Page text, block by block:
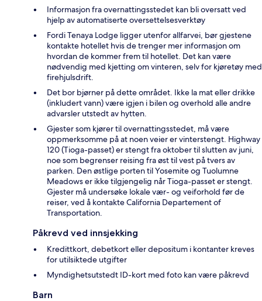
Informasjon fra overnattingsstedet kan bli oversatt ved
hjelp av automatiserte oversettelsesverktøy
Fordi Tenaya Lodge ligger utenfor allfarvei, bør gjestene
kontakte hotellet hvis de trenger mer informasjon om
hvordan de kommer frem til hotellet. Det kan være
nødvendig med kjetting om vinteren, selv for kjøretøy med
firehjulsdrift.
Det bor bjørner på dette området. Ikke la mat eller drikke
(inkludert vann) være igjen i bilen og overhold alle andre
advarsler utstedt av hytten.
Gjester som kjører til overnattingsstedet, må være
oppmerksomme på at noen veier er vinterstengt. Highway
120 (Tioga-passet) er stengt fra oktober til slutten av juni,
noe som begrenser reising fra øst til vest på tvers av
parken. Den østlige porten til Yosemite og Tuolumne
Meadows er ikke tilgjengelig når Tioga-passet er stengt.
Gjester må undersøke lokale vær- og veiforhold før de
reiser, ved å kontakte California Departement of
Transportation.
Påkrevd ved innsjekking
Kredittkort, debetkort eller depositum i kontanter kreves
for utilsiktede utgifter
Myndighetsutstedt ID-kort med foto kan være påkrevd
Barn